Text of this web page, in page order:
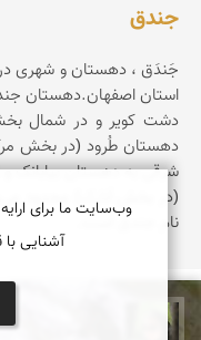
جندق‌
جَندَق‌ ، دهستان‌ و شهری‌
استان‌ اصفهان‌.دهستان‌
دشت‌ کویر و در شمال‌
دهستان‌ طُرود (در بخش‌
شرقی‌ به‌ دهستان‌ بیابانک‌
(در بخش‌ اَنارک‌) محدود
نام‌ جندق‌ است‌.
وب‌سایت ما برای
آشنایی با